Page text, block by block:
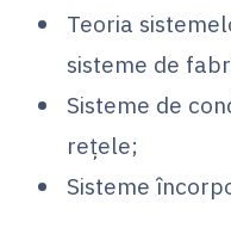
Teoria
sisteme de
Sisteme de
reţele;
Sisteme